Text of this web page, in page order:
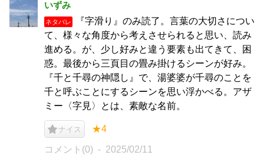
いずみ
ネタバレ
『字滑り』のみ読了。言葉の大切さについ
て、様々な角度から考えさせられると思い、読み
進める。が、少し好みと違う要素も出てきて、困
惑。最後から三頁目の畳み掛けるシーンが好み。
『千と千尋の神隠し』で、湯婆婆が千尋のことを
千と呼ぶことにするシーンを思い浮かべる。アザ
ミー〈字見〉とは、素敵な名前。
ナイス ★4
コメント(0) 2025/02/11